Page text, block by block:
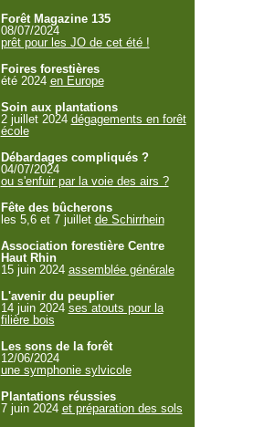
Forêt Magazine 135
08/07/2024
prêt pour les JO de cet été !
Foires forestières
été 2024 en Europe
Soin aux plantations
2 juillet 2024 dégagements en forêt
école
Débardages compliqués ?
04/07/2024
ou s'enfuir par la voie des airs ?
Fête des bûcherons
les 5,6 et 7 juillet de Schirrhein
Association forestière Centre
Haut Rhin
15 juin 2024 assemblée générale
L'avenir du peuplier
14 juin 2024 ses atouts pour la
filière bois
Les sons de la forêt
12/06/2024
une symphonie sylvicole
Plantations réussies
7 juin 2024 et préparation des sols